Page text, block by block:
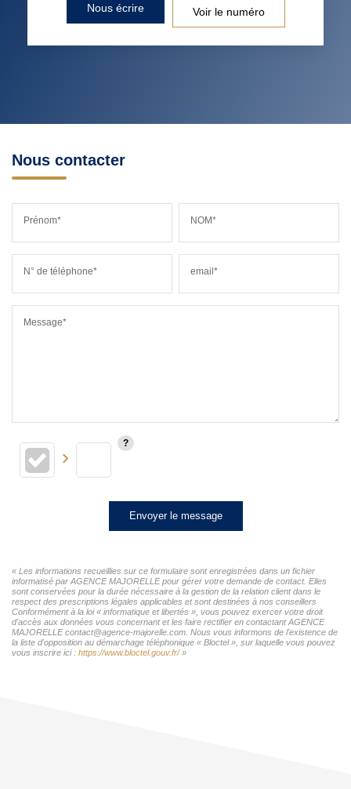
Nous écrire Voir le numéro
Nous contacter
Prénom* NOM*
N° de téléphone* email*
Message*
Envoyer le message
« Les informations recueillies sur ce formulaire sont enregistrées dans un fichier
informatisé par AGENCE MAJORELLE pour gérer votre demande de contact. Elles
sont conservées pour la durée nécessaire à la gestion de la relation client dans le
respect des prescriptions légales applicables et sont destinées à nos conseillers
Conformément à la loi « informatique et libertés », vous pouvez exercer votre droit
d'accès aux données vous concernant et les faire rectifier en contactant AGENCE
MAJORELLE contact@agence-majorelle.com. Nous vous informons de l'existence de
la liste d'opposition au démarchage téléphonique « Bloctel », sur laquelle vous pouvez
vous inscrire ici : https://www.bloctel.gouv.fr/»